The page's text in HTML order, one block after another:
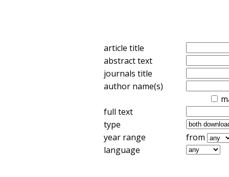
article title
abstract text
journals title
author name(s)
full text
type
year range
from
language